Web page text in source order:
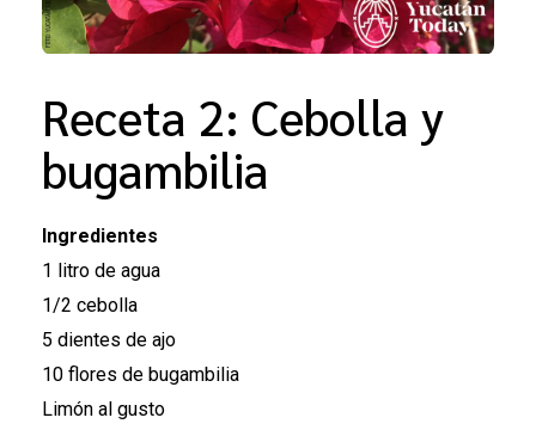
Receta 2: Cebolla y
bugambilia
Ingredientes
1 litro de agua
1/2 cebolla
5 dientes de ajo
10 flores de bugambilia
Limón al gusto